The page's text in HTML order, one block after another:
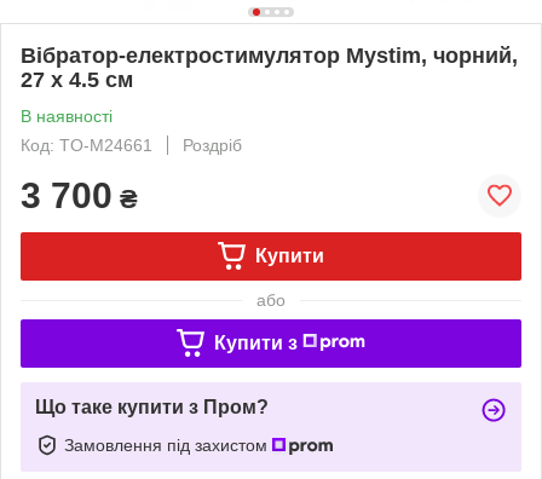
Вібратор-електростимулятор Mystim, чорний,
27 х 4.5 см
В наявності
Код: TO-M24661
Роздріб
3 700 ₴
Купити
або
Купити з
Що таке купити з Пром?
Замовлення під захистом